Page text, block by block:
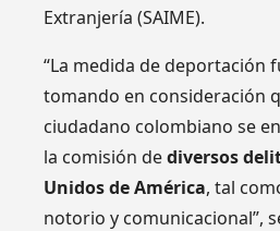
Extranjería (SAIME).
“La medida de deportación
tomando en consideración
ciudadano colombiano se
la comisión dediversos
Unidos de América, tal
notorio y comunicacional”,